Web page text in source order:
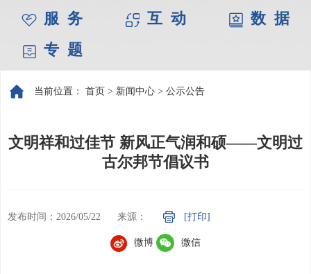
服 务
互 动
数 据
专 题
当前位置： 首页 > 新闻中心 > 公示公告
文明祥和过佳节 新风正气润和硕——文明过
古尔邦节倡议书
发布时间：2026/05/22 来源： [打印]
微博 微信